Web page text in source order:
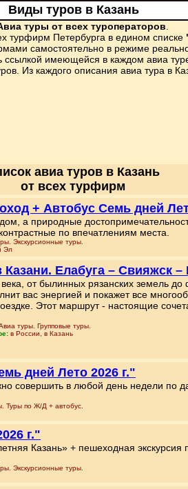
Виды туров в Казань
туры от всех туроператоров
турфирм Петербурга в едином списке
самостоятельно в режиме
имеющейся в каждом авиа
Из каждого описания авиа тура в
авиа туров в Казань
от всех турфирм
+ Автобус Семь дней
а природные
по впечатлениям места.
Экскурсионные туры.
Эл
Елабуга – Свияжск
от былинных рязанских земель до
вас энергией и покажет все
Этот маршрут - настоящие
туры. Групповые туры.
в России, в Казань
дней Лето 2026 г."
совершить в любой день недели по
Туры по Ж/Д + автобус.
г."
Казань» + пешеходная экскурсия
Экскурсионные туры.